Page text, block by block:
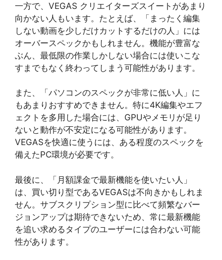
一方で、VEGAS クリエイターズスイートがあまり
向かない人もいます。たとえば、「まったく編集
しない動画を少しだけカットするだけの人」には
オーバースペックかもしれません。機能が豊富な
ぶん、最低限の作業しかしない場合には使いこな
すまでもなく終わってしまう可能性があります。
また、「パソコンのスペックが非常に低い人」に
もあまりおすすめできません。特に4K編集やエフ
ェクトを多用した場合には、GPUやメモリが足り
ないと動作が不安定になる可能性があります。
VEGASを快適に使うには、ある程度のスペックを
備えたPC環境が必要です。
最後に、「月額課金で最新機能を使いたい人」
は、買い切り型であるVEGASは不向きかもしれま
せん。サブスクリプション型に比べて頻繁なバー
ジョンアップは期待できないため、常に最新機能
を追い求めるタイプのユーザーには合わない可能
性があります。